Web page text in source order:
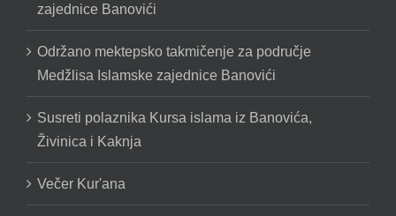
zajednice Banovići
Održano mektepsko takmičenje za područje
Medžlisa Islamske zajednice Banovići
Susreti polaznika Kursa islama iz Banovića,
Živinica i Kaknja
Večer Kur'ana